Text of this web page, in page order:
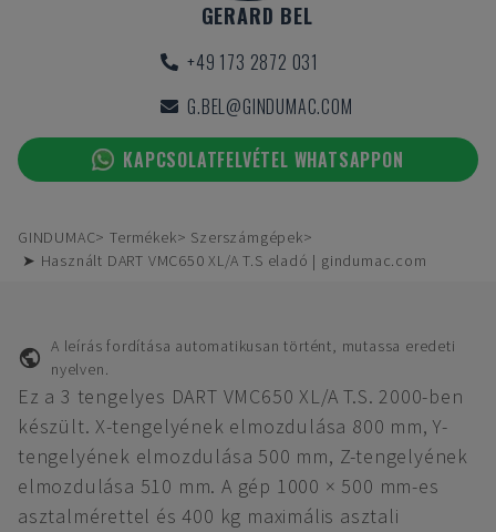
GERARD BEL
+49 173 2872 031
G.BEL@GINDUMAC.COM
KAPCSOLATFELVÉTEL WHATSAPPON
GINDUMAC Termékek
Szerszámgépek
➤ Használt DART VMC650 XL/A T.S eladó | gindumac.com
A leírás fordítása automatikusan történt, mutassa eredeti
nyelven.
Ez a 3 tengelyes DART VMC650 XL/A T.S. 2000-ben
készült. X-tengelyének elmozdulása 800 mm, Y-
tengelyének elmozdulása 500 mm, Z-tengelyének
elmozdulása 510 mm. A gép 1000 × 500 mm-es
asztalmérettel és 400 kg maximális asztali